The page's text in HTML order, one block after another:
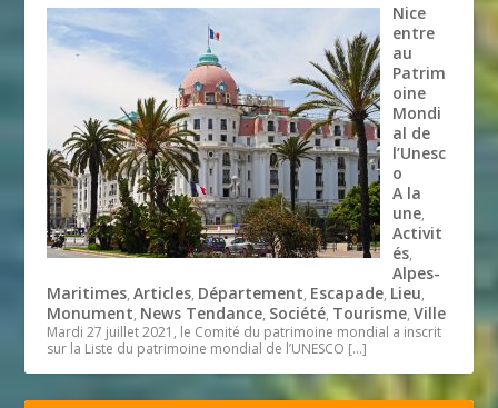
Nice
entre
au
Patrim
oine
Mondi
al de
l’Unesc
o
A la
une,
Activit
és,
Alpes-
Maritimes,Articles, Département, Escapade, Lieu,
Monument, News Tendance, Société, Tourisme,Ville
Mardi 27 juillet 2021, le Comité du patrimoine mondial a inscrit
sur la Liste du patrimoine mondial de l’UNESCO […]